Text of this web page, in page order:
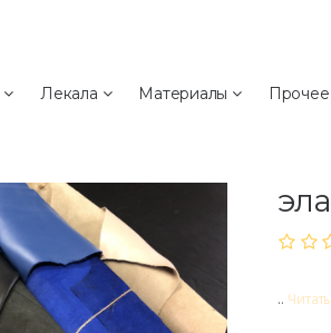
Лекала Материалы Прочее
..